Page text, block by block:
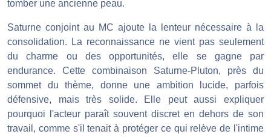
tomber une ancienne peau.
Saturne conjoint au MC ajoute la lenteur nécessaire à la
consolidation. La reconnaissance ne vient pas seulement
du charme ou des opportunités, elle se gagne par
endurance. Cette combinaison Saturne-Pluton, près du
sommet du thème, donne une ambition lucide, parfois
défensive, mais très solide. Elle peut aussi expliquer
pourquoi l'acteur paraît souvent discret en dehors de son
travail, comme s'il tenait à protéger ce qui relève de l'intime